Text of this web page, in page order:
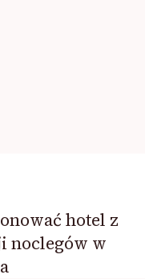
hotel z
noclegów w